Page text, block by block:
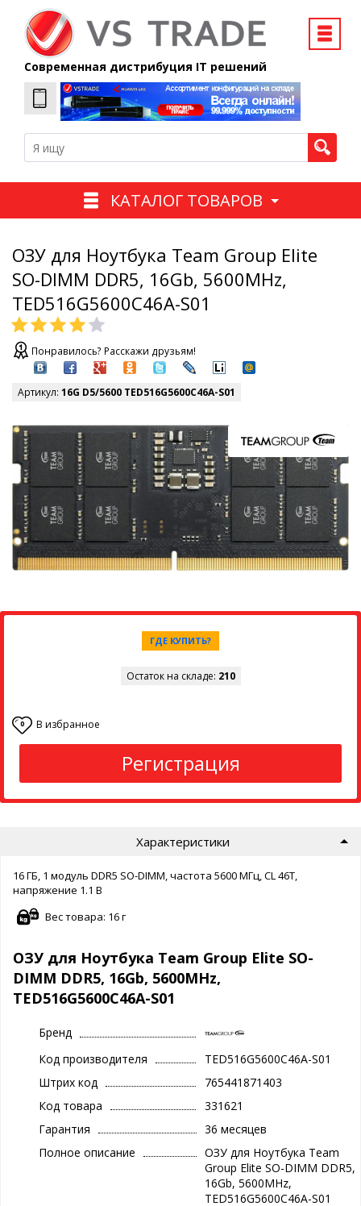
Современная дистрибуция IT решений
КАТАЛОГ ТОВАРОВ
ОЗУ для Ноутбука Team Group Elite
SO-DIMM DDR5, 16Gb, 5600MHz,
TED516G5600C46A-S01
Понравилось? Расскажи друзьям!
Артикул: 16G D5/5600 TED516G5600C46A-S01
ГДЕ КУПИТЬ?
Остаток на складе: 210
0 В избранное
Регистрация
Характеристики
16 ГБ, 1 модуль DDR5 SO-DIMM, частота 5600 МГц, CL 46T,
напряжение 1.1 В
Вес товара: 16 г
ОЗУ для Ноутбука Team Group Elite SO-
DIMM DDR5, 16Gb, 5600MHz,
TED516G5600C46A-S01
Бренд
Код производителя
TED516G5600C46A-S01
Штрих код
765441871403
Код товара
331621
Гарантия
36 месяцев
Полное описание
ОЗУ для Ноутбука Team
Group Elite SO-DIMM DDR5,
16Gb, 5600MHz,
TED516G5600C46A-S01